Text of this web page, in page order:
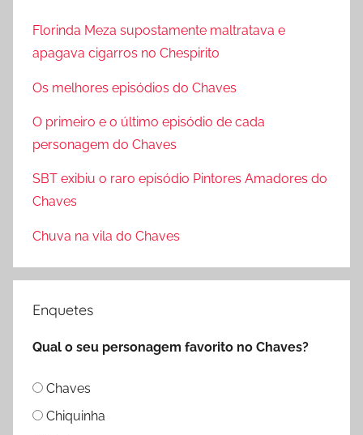
u
a
r
r
:
Florinda Meza supostamente maltratava e
apagava cigarros no Chespirito
Os melhores episódios do Chaves
O primeiro e o último episódio de cada
personagem do Chaves
SBT exibiu o raro episódio Pintores Amadores do
Chaves
Chuva na vila do Chaves
Enquetes
Qual o seu personagem favorito no Chaves?
Chaves
Chiquinha